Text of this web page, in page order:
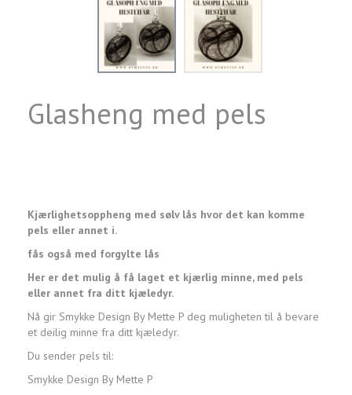
Glasheng med pels
Kjærlighetsoppheng med sølv lås hvor det kan komme
pels eller annet i.
fås også med forgylte lås
Her er det mulig å få laget et kjærlig minne, med pels
eller annet fra ditt kjæledyr.
Nå gir Smykke Design By Mette P deg muligheten til å bevare
et deilig minne fra ditt kjæledyr.
Du sender pels til:
Smykke Design By Mette P